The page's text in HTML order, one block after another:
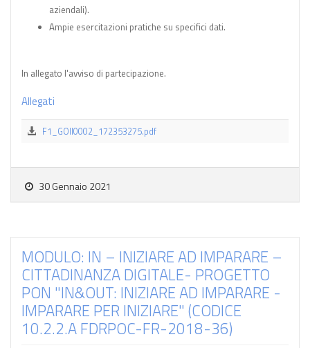
aziendali).
Ampie esercitazioni pratiche su specifici dati.
In allegato l'avviso di partecipazione.
Allegati
F1_GOII0002_172353275.pdf
30 Gennaio 2021
MODULO: IN – INIZIARE AD IMPARARE –
CITTADINANZA DIGITALE- PROGETTO
PON "IN&OUT: INIZIARE AD IMPARARE -
IMPARARE PER INIZIARE" (CODICE
10.2.2.A FDRPOC-FR-2018-36)